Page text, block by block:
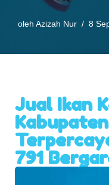
oleh Azizah Nur 8
Jual Ikan
791